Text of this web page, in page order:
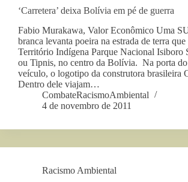
‘Carretera’ deixa Bolívia em pé de guerra
Fabio Murakawa, Valor Econômico Uma
branca levanta poeira na estrada de terra
Território Indígena Parque Nacional Isiboro
ou Tipnis, no centro da Bolívia. Na porta do
veículo, o logotipo da construtora brasileira
Dentro dele viajam…
CombateRacismoAmbiental
4 de novembro de 2011
Racismo Ambiental